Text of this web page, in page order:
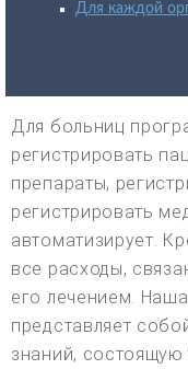
Для каждой
Для больниц
регистрировать
препараты,
регистрировать
автоматизирует.
все расходы,
его лечением.
представляет
знаний, состоящую